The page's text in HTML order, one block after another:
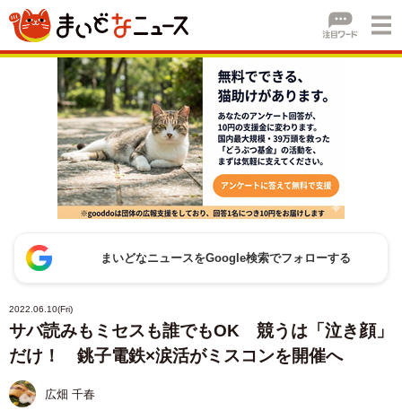
まいどなニュースをGoogle検索でフォローする
2022.06.10(Fri)
サバ読みもミセスも誰でもOK 競うは「泣き顔」
だけ！ 銚子電鉄×涙活がミスコンを開催へ
広畑 千春